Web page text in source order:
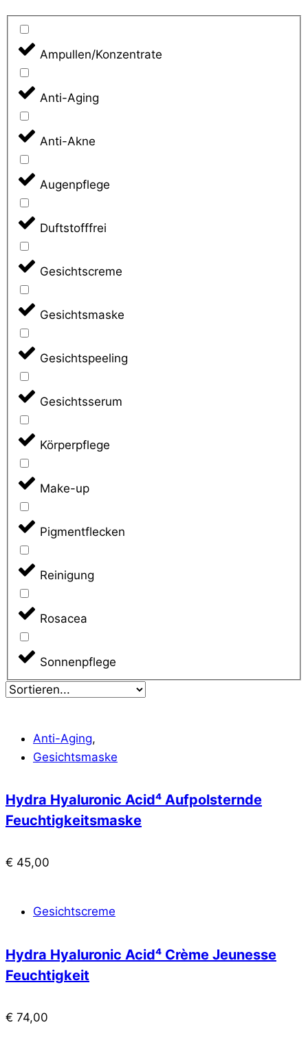
Ampullen/Konzentrate
Anti-Aging
Anti-Akne
Augenpflege
Duftstofffrei
Gesichtscreme
Gesichtsmaske
Gesichtspeeling
Gesichtsserum
Körperpflege
Make-up
Pigmentflecken
Reinigung
Rosacea
Sonnenpflege
Anti-Aging,
Gesichtsmaske
Hydra Hyaluronic Acid⁴ Aufpolsternde
Feuchtigkeitsmaske
€ 45,00
Gesichtscreme
Hydra Hyaluronic Acid⁴ Crème Jeunesse
Feuchtigkeit
€ 74,00